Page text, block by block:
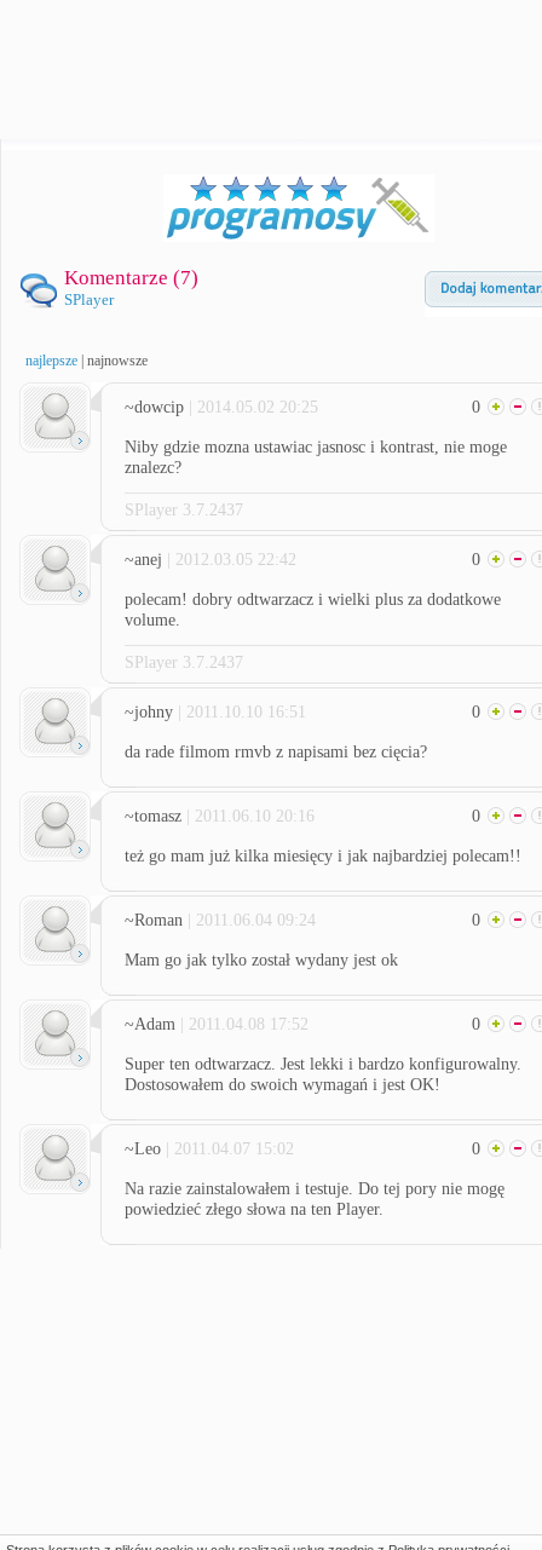
Komentarze (7)
SPlayer
najlepsze najnowsze
~dowcip | 2014.05.02 20:25 0
Niby gdzie mozna ustawiac jasnosc i kontrast, nie moge
znalezc?
SPlayer 3.7.2437
~anej | 2012.03.05 22:42 0
polecam! dobry odtwarzacz i wielki plus za dodatkowe
volume.
SPlayer 3.7.2437
~johny | 2011.10.10 16:51 0
da rade filmom rmvb z napisami bez cięcia?
~tomasz | 2011.06.10 20:16 0
też go mam już kilka miesięcy i jak najbardziej polecam!!
~Roman | 2011.06.04 09:24 0
Mam go jak tylko został wydany jest ok
~Adam | 2011.04.08 17:52 0
Super ten odtwarzacz. Jest lekki i bardzo konfigurowalny.
Dostosowałem do swoich wymagań i jest OK!
~Leo | 2011.04.07 15:02 0
Na razie zainstalowałem i testuje. Do tej pory nie mogę
powiedzieć złego słowa na ten Player.